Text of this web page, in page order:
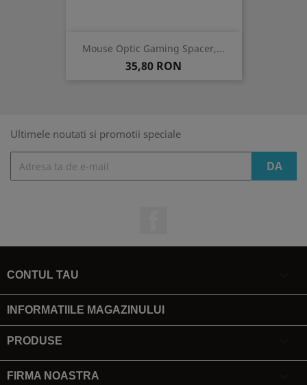
Mouse Optic Gaming Spacer,...
Pret
35,80 RON
Ultimele noutati si promotii speciale
CONTUL TAU
INFORMATIILE MAGAZINULUI
PRODUSE
FIRMA NOASTRA